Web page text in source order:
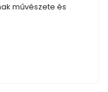
művészete és